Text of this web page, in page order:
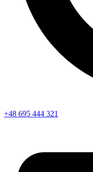
+48 695 444 321